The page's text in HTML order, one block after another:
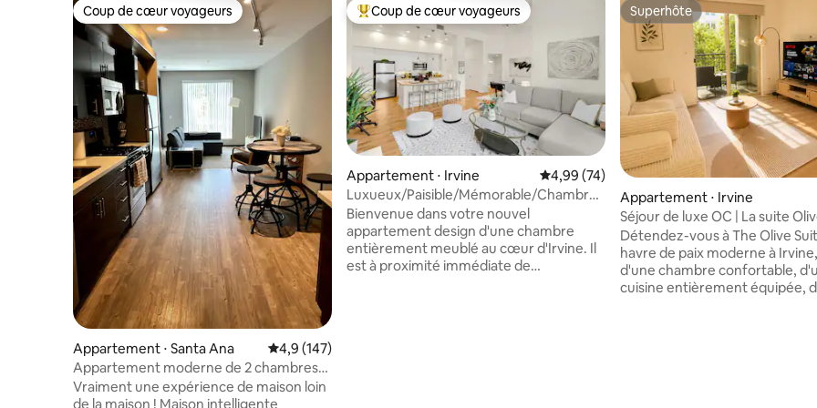
Coup de cœur voyageurs
Coup de cœur voyageurs
Appartement ⋅ Santa Ana Évaluation moyenne sur la base de 147 commentaires : 4,9 sur 5
4,9 (147)
Appartement moderne de 2 chambres
et 2 salles de bain à Newport près de
l'aéroport SNA
Vraiment une expérience de maison loin
de la maison ! Maison intelligente
Coups de cœur voyageurs les plus appréciés
Coup de cœur voyageurs
Appartement ⋅ Irvine Évaluation moyenne sur la base de 74
4,99 (74)
Luxueux/Paisible/Mémorable/Chambre
avec lit King Size
Bienvenue dans votre nouvel
appartement design d'une chambre
entièrement meublé au cœur d'Irvine. Il
est à proximité immédiate de
Superhôte
Superhôte
Appartement ⋅ Irvine
Séjour de luxe OC | La suite
Détendez-vous à The Olive
havre de paix moderne à
d'une chambre confortable,
cuisine entièrement équipée,